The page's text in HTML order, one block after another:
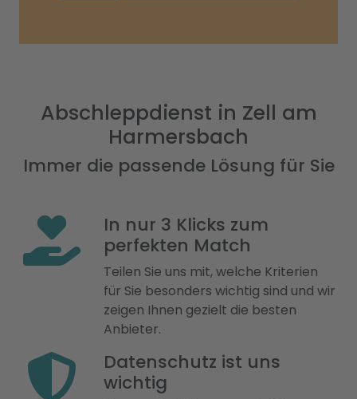
Abschleppdienst in Zell am
Harmersbach
Immer die passende Lösung für Sie
In nur 3 Klicks zum
perfekten Match
Teilen Sie uns mit, welche Kriterien
für Sie besonders wichtig sind und wir
zeigen Ihnen gezielt die besten
Anbieter.
Datenschutz ist uns
wichtig